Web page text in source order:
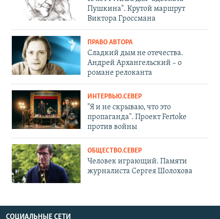
Пушкина". Крутой маршрут
Виктора Гроссмана
ПРАВО АВТОРА
Сладкий дым не отечества.
Андрей Архангельский – о
романе релоканта
ИНТЕРВЬЮ.СЕВЕР
"Я и не скрываю, что это
пропаганда". Проект Fertoke
против войны
ОБЩЕСТВО.СЕВЕР
Человек играющий. Памяти
журналиста Сергея Шолохова
СОЦИАЛЬНЫЕ СЕТИ